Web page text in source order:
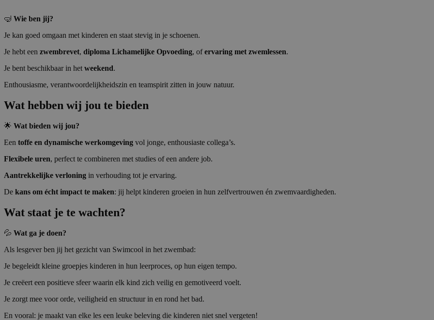
🤿 Wie ben jij?
Je kan goed omgaan met kinderen en staat stevig in je schoenen.
Je hebt een zwembrevet, diploma Lichamelijke Opvoeding, ofervaring met zwemlessen.
Je bent beschikbaar in het weekend.
Enthousiasme, verantwoordelijkheidszin en teamspirit zitten in jouw natuur.
Wat hebben wij jou te bieden
🌟 Wat bieden wij jou?
Een toffe en dynamische werkomgeving vol jonge, enthousiaste collega’s.
Flexibele uren, perfect te combineren met studies of een andere job.
Aantrekkelijke verloning in verhouding tot je ervaring.
De kans om écht impact te maken: jij helpt kinderen groeien in hun zelfvertrouwen én zwemvaardigheden.
Wat staat je te wachten?
💦 Wat ga je doen?
Als lesgever ben jij het gezicht van Swimcool in het zwembad:
Je begeleidt kleine groepjes kinderen in hun leerproces, op hun eigen tempo.
Je creëert een positieve sfeer waarin elk kind zich veilig en gemotiveerd voelt.
Je zorgt mee voor orde, veiligheid en structuur in en rond het bad.
En vooral: je maakt van elke les een leuke beleving die kinderen niet snel vergeten!